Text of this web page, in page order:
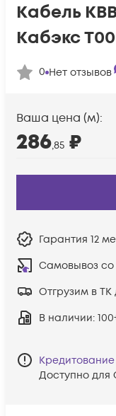
Кабель
Кабэкс
0 Нет отзывов
Ваша цена (м):
286,85 ₽
Гарантия 12
Самовывоз со
Отгрузим в ТК
В наличии:
Доступно